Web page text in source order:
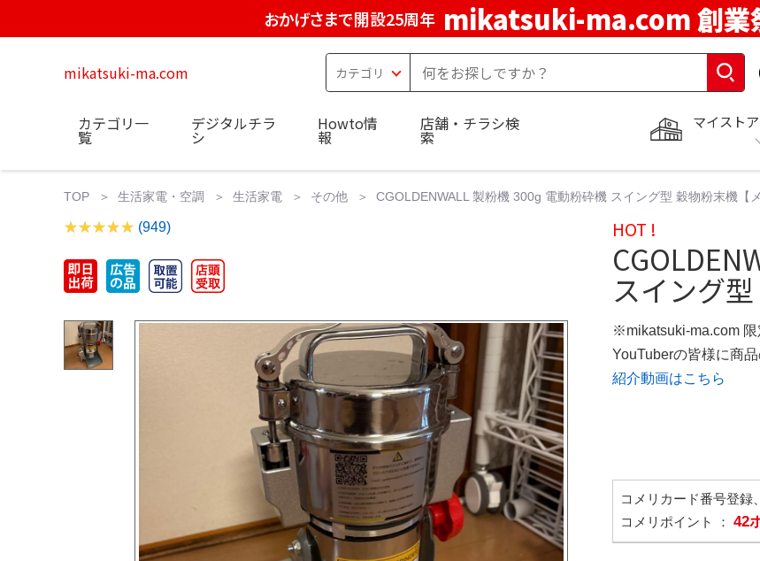
おかげさまで開設25周年 mikatsuki-ma.com 創業
mikatsuki-ma.com
マイストア
カテゴリ一
覧
デジタルチラ
シ
Howto情
報
店舗・チラシ検
索
TOP 生活家電・空調 生活家電 その他 CGOLDENWALL 製粉機 300g 電動粉砕機 スイング型 穀物粉末機【
(949) HOT !
スイング
※mikatsuki-ma.com 限
YouTuberの皆様に商
紹介動画はこちら
コメリカード番号登録
コメリポイント ： 42